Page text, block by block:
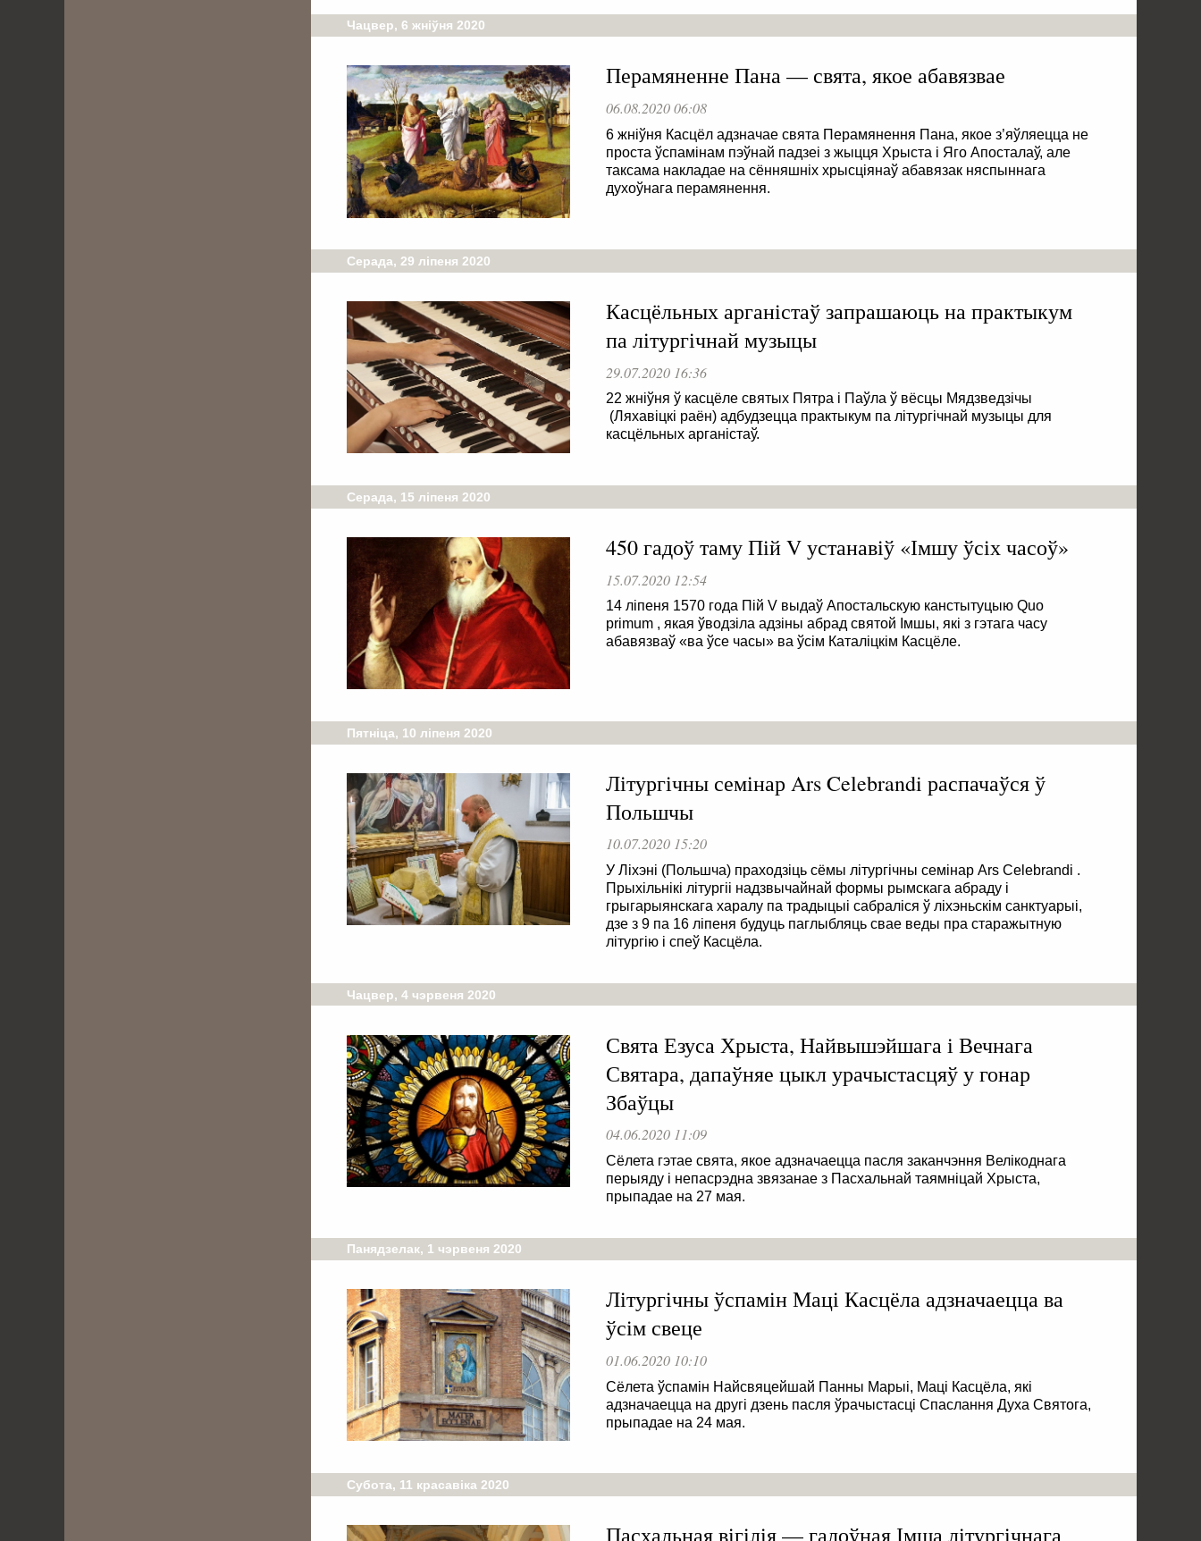
Чацвер, 6 жніўня 2020
Перамяненне Пана — свята, якое абавязвае
06.08.2020 06:08
6 жніўня Касцёл адзначае свята Перамянення Пана, якое з’яўляецца не
проста ўспамінам пэўнай падзеі з жыцця Хрыста і Яго Апосталаў, але
таксама накладае на сённяшніх хрысціянаў абавязак няспыннага
духоўнага перамянення.
Серада, 29 ліпеня 2020
Касцёльных арганістаў запрашаюць на практыкум
па літургічнай музыцы
29.07.2020 16:36
22 жніўня ў касцёле святых Пятра і Паўла ў вёсцы Мядзведзічы
(Ляхавіцкі раён) адбудзецца практыкум па літургічнай музыцы для
касцёльных арганістаў.
Серада, 15 ліпеня 2020
450 гадоў таму Пій V устанавіў «Імшу ўсіх часоў»
15.07.2020 12:54
14 ліпеня 1570 года Пій V выдаў Апостальскую канстытуцыю Quo
primum , якая ўводзіла адзіны абрад святой Імшы, які з гэтага часу
абавязваў «ва ўсе часы» ва ўсім Каталіцкім Касцёле.
Пятніца, 10 ліпеня 2020
Літургічны семінар Ars Celebrandi распачаўся ў
Польшчы
10.07.2020 15:20
У Ліхэні (Польшча) праходзіць сёмы літургічны семінар Ars Celebrandi .
Прыхільнікі літургіі надзвычайнай формы рымскага абраду і
грыгарыянскага харалу па традыцыі сабраліся ў ліхэньскім санктуарыі,
дзе з 9 па 16 ліпеня будуць паглыбляць свае веды пра старажытную
літургію і спеў Касцёла.
Чацвер, 4 чэрвеня 2020
Свята Езуса Хрыста, Найвышэйшага і Вечнага
Святара, дапаўняе цыкл урачыстасцяў у гонар
Збаўцы
04.06.2020 11:09
Сёлета гэтае свята, якое адзначаецца пасля заканчэння Велікоднага
перыяду і непасрэдна звязанае з Пасхальнай таямніцай Хрыста,
прыпадае на 27 мая.
Панядзелак, 1 чэрвеня 2020
Літургічны ўспамін Маці Касцёла адзначаецца ва
ўсім свеце
01.06.2020 10:10
Сёлета ўспамін Найсвяцейшай Панны Марыі, Маці Касцёла, які
адзначаецца на другі дзень пасля ўрачыстасці Спаслання Духа Святога,
прыпадае на 24 мая.
Субота, 11 красавіка 2020
Пасхальная вігілія — галоўная Імша літургічнага